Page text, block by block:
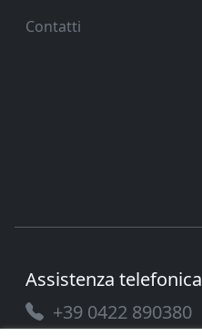
Contatti
Assistenza telefonica
+39 0422 890380